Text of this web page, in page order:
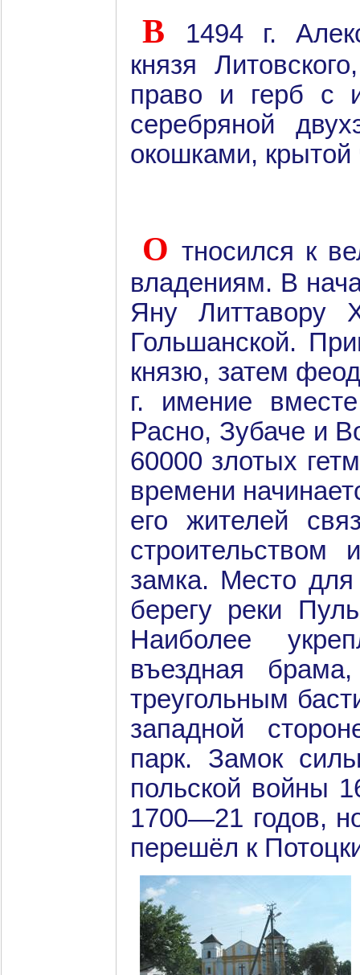
В
1494 г.
князя
право и герб с
серебряной
окошками, крытой
О тносился к
владениям. В
Яну Литтавору
Гольшанской.
князю, затем
г. имение
Расно, Зубаче и
60000 злотых
времени
его жителей
строительством
замка. Место
берегу реки
Наиболее
въездная
треугольным
западной
парк. Замок
польской войны
1700—21 годов,
перешёл к